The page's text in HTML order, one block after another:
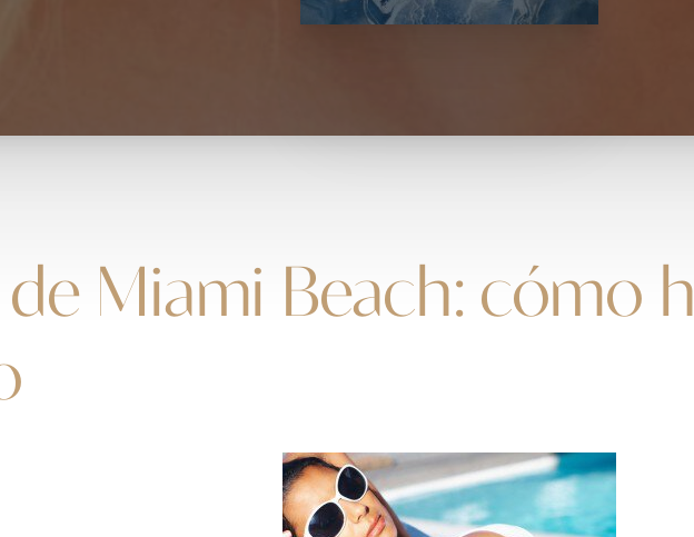
Miami Beach: cómo